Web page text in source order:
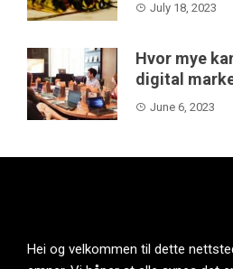
July 18, 2023
Hvor mye
digital
June 6, 2023
Hei og velkommen til dette